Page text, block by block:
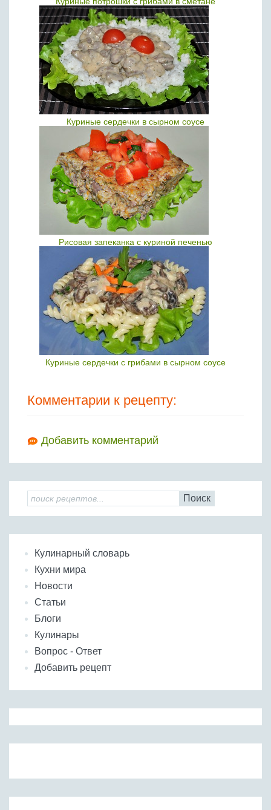
Куриные сердечки в сырном соусе
Рисовая запеканка с куриной печенью
Куриные сердечки с грибами в сырном соусе
Комментарии к рецепту:
Добавить комментарий
Поиск
Кулинарный словарь
Кухни мира
Новости
Статьи
Блоги
Кулинары
Вопрос - Ответ
Добавить рецепт